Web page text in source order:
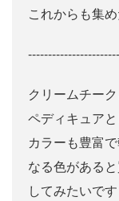
これからも集
クリームチー
ペディキュア
カラーも豊富
なる色がある
してみたいです